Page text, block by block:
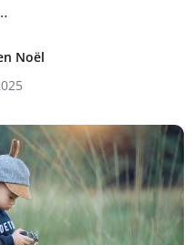
Noël